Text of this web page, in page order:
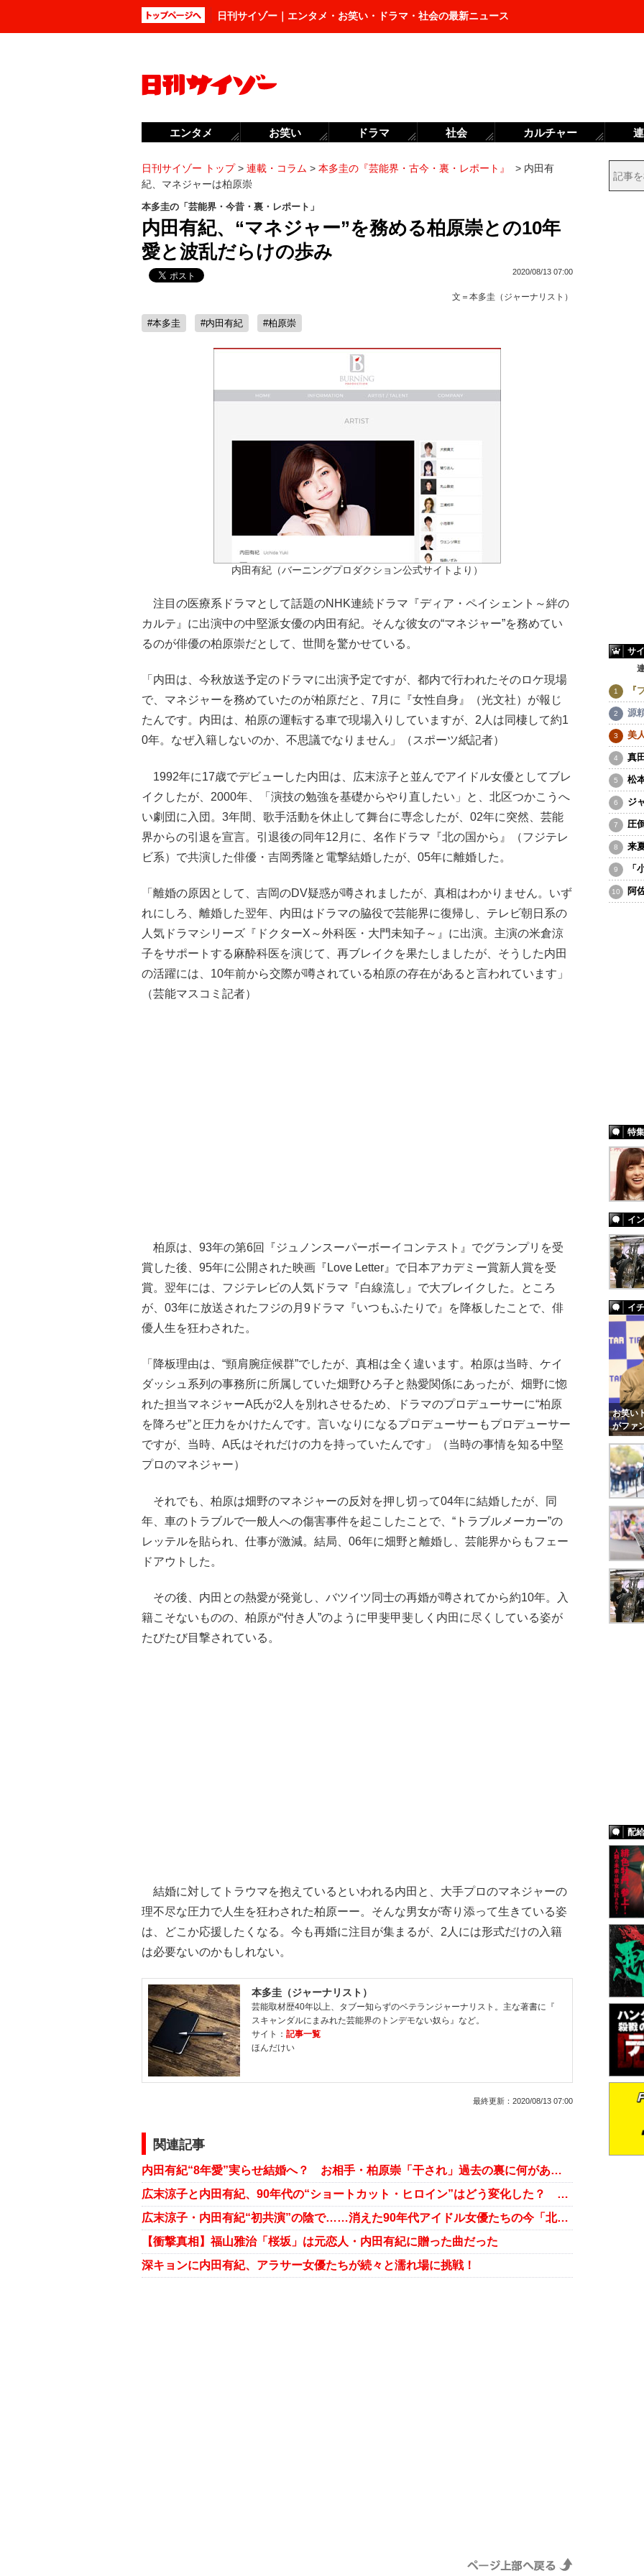
日刊サイゾー｜エンタメ・お笑い・ドラマ・社会の最新ニュース
日刊サイゾー トップ> 連載・コラム > 本多圭の『芸能界・古今・裏・レポート』 > 内田有
紀、マネジャーは柏原崇
本多圭の「芸能界・今昔・裏・レポート」
内田有紀、“マネジャー”を務める柏原崇との10年
愛と波乱だらけの歩み
2020/08/13 07:00
文＝ 本多圭（ジャーナリスト）
#本多圭 #内田有紀 #柏原崇
内田有紀（バーニングプロダクション公式サイトより）
注目の医療系ドラマとして話題のNHK連続ドラマ『ディア・ペイシェント～絆の
カルテ』に出演中の中堅派女優の内田有紀。そんな彼女の“マネジャー”を務めてい
るのが俳優の柏原崇だとして、世間を驚かせている。
「内田は、今秋放送予定のドラマに出演予定ですが、都内で行われたそのロケ現場
で、マネジャーを務めていたのが柏原だと、7月に『女性自身』（光文社）が報じ
たんです。内田は、柏原の運転する車で現場入りしていますが、2人は同棲して約1
0年。なぜ入籍しないのか、不思議でなりません」（スポーツ紙記者）
1992年に17歳でデビューした内田は、広末涼子と並んでアイドル女優としてブレ
イクしたが、2000年、「演技の勉強を基礎からやり直したい」と、北区つかこうへ
い劇団に入団。3年間、歌手活動を休止して舞台に専念したが、02年に突然、芸能
界からの引退を宣言。引退後の同年12月に、名作ドラマ『北の国から』（フジテレ
ビ系）で共演した俳優・吉岡秀隆と電撃結婚したが、05年に離婚した。
「離婚の原因として、吉岡のDV疑惑が噂されましたが、真相はわかりません。いず
れにしろ、離婚した翌年、内田はドラマの脇役で芸能界に復帰し、テレビ朝日系の
人気ドラマシリーズ『ドクターX～外科医・大門未知子～』に出演。主演の米倉涼
子をサポートする麻酔科医を演じて、再ブレイクを果たしましたが、そうした内田
の活躍には、10年前から交際が噂されている柏原の存在があると言われています」
（芸能マスコミ記者）
柏原は、93年の第6回『ジュノンスーパーボーイコンテスト』でグランプリを受
賞した後、95年に公開された映画『Love Letter』で日本アカデミー賞新人賞を受
賞。翌年には、フジテレビの人気ドラマ『白線流し』で大ブレイクした。ところ
が、03年に放送されたフジの月9ドラマ『いつもふたりで』を降板したことで、俳
優人生を狂わされた。
「降板理由は、“頸肩腕症候群”でしたが、真相は全く違います。柏原は当時、ケイ
ダッシュ系列の事務所に所属していた畑野ひろ子と熱愛関係にあったが、畑野に惚
れた担当マネジャーA氏が2人を別れさせるため、ドラマのプロデューサーに“柏原
を降ろせ”と圧力をかけたんです。言いなりになるプロデューサーもプロデューサー
ですが、当時、A氏はそれだけの力を持っていたんです」（当時の事情を知る中堅
プロのマネジャー）
それでも、柏原は畑野のマネジャーの反対を押し切って04年に結婚したが、同
年、車のトラブルで一般人への傷害事件を起こしたことで、“トラブルメーカー”の
レッテルを貼られ、仕事が激減。結局、06年に畑野と離婚し、芸能界からもフェー
ドアウトした。
その後、内田との熱愛が発覚し、バツイツ同士の再婚が噂されてから約10年。入
籍こそないものの、柏原が“付き人”のように甲斐甲斐しく内田に尽くしている姿が
たびたび目撃されている。
結婚に対してトラウマを抱えているといわれる内田と、大手プロのマネジャーの
理不尽な圧力で人生を狂わされた柏原ーー。そんな男女が寄り添って生きている姿
は、どこか応援したくなる。今も再婚に注目が集まるが、2人には形式だけの入籍
は必要ないのかもしれない。
本多圭（ジャーナリスト）
芸能取材歴40年以上、タブー知らずのベテランジャーナリスト。主な著書に『
スキャンダルにまみれた芸能界のトンデモない奴ら』など。
サイト： 記事一覧
ほんだけい
最終更新： 2020/08/13 07:00
関連記事
内田有紀“8年愛”実らせ結婚へ？ お相手・柏原崇「干され」過去の裏に何があったのか
広末涼子と内田有紀、90年代の“ショートカット・ヒロイン”はどう変化した？ 共演作『ナオミとカナコ』から考察
広末涼子・内田有紀“初共演”の陰で……消えた90年代アイドル女優たちの今「北浦共笑、井出薫は？」
【衝撃真相】福山雅治「桜坂」は元恋人・内田有紀に贈った曲だった
深キョンに内田有紀、アラサー女優たちが続々と濡れ場に挑戦！
サ
『
源
美
真
松
ジ
圧
来
「
阿
特集
イ
イ
お笑い
がファ
配
エンタメ お笑い ドラマ 社会 カルチャー